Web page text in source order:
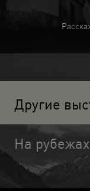
Другие
На рубежах